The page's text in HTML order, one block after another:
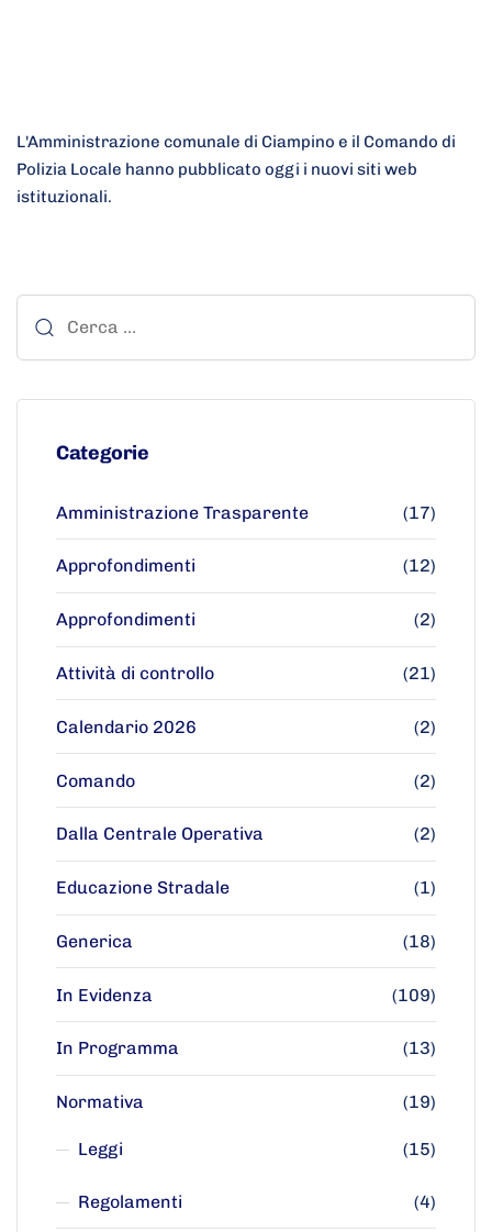
L'Amministrazione comunale di Ciampino e il Comando di
Polizia Locale hanno pubblicato oggi i nuovi siti web
istituzionali.
Categorie
Amministrazione Trasparente (17)
Approfondimenti (12)
Approfondimenti (2)
Attività di controllo (21)
Calendario 2026 (2)
Comando (2)
Dalla Centrale Operativa (2)
Educazione Stradale (1)
Generica (18)
In Evidenza (109)
In Programma (13)
Normativa (19)
Leggi (15)
Regolamenti (4)